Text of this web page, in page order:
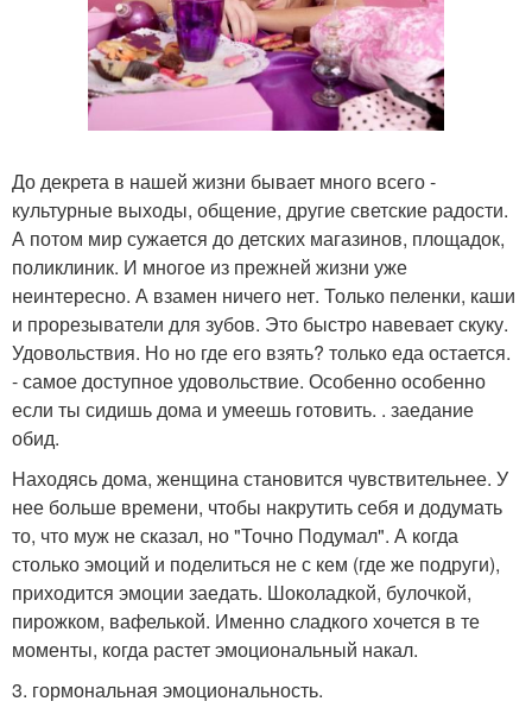
До декрета в нашей жизни бывает много всего -
культурные выходы, общение, другие светские радости.
А потом мир сужается до детских магазинов, площадок,
поликлиник. И многое из прежней жизни уже
неинтересно. А взамен ничего нет. Только пеленки, каши
и прорезыватели для зубов. Это быстро навевает скуку.
Удовольствия. Но но где его взять? только еда остается.
- самое доступное удовольствие. Особенно особенно
если ты сидишь дома и умеешь готовить. . заедание
обид.
Находясь дома, женщина становится чувствительнее. У
нее больше времени, чтобы накрутить себя и додумать
то, что муж не сказал, но "Точно Подумал". А когда
столько эмоций и поделиться не с кем (где же подруги),
приходится эмоции заедать. Шоколадкой, булочкой,
пирожком, вафелькой. Именно сладкого хочется в те
моменты, когда растет эмоциональный накал.
3. гормональная эмоциональность.